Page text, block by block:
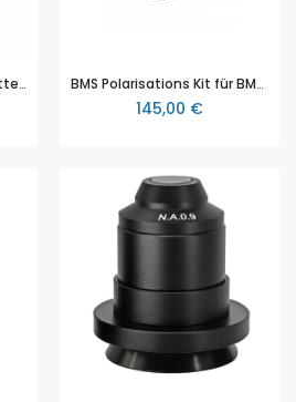
BMS Mikrometerstrichplatte, Strichplatte 100/10mm, DIA 22MM BMS Polarisations Kit für BMS D2 (BMS D2 Serie)
145,00 €